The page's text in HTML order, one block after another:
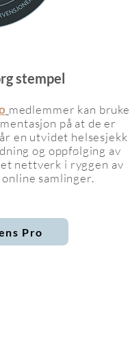
stempel
medlemmer kan bruke
på at de er
en utvidet helsesjekk
og oppfølging av
nettverk i ryggen av
samlinger.
Pro